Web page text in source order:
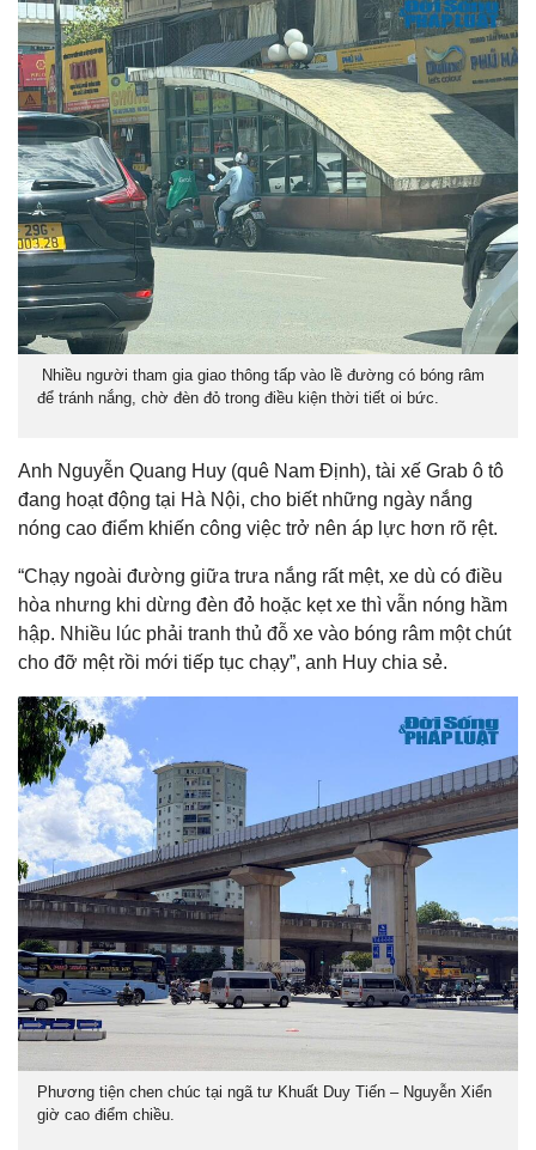
Nhiều người tham gia giao thông tấp vào lề đường có bóng râm
để tránh nắng, chờ đèn đỏ trong điều kiện thời tiết oi bức.
Anh Nguyễn Quang Huy (quê Nam Định), tài xế Grab ô tô
đang hoạt động tại Hà Nội, cho biết những ngày nắng
nóng cao điểm khiến công việc trở nên áp lực hơn rõ rệt.
“Chạy ngoài đường giữa trưa nắng rất mệt, xe dù có điều
hòa nhưng khi dừng đèn đỏ hoặc kẹt xe thì vẫn nóng hầm
hập. Nhiều lúc phải tranh thủ đỗ xe vào bóng râm một chút
cho đỡ mệt rồi mới tiếp tục chạy”, anh Huy chia sẻ.
Phương tiện chen chúc tại ngã tư Khuất Duy Tiến – Nguyễn Xiển
giờ cao điểm chiều.